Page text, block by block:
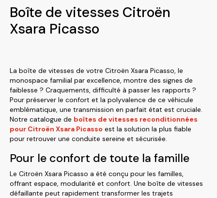
Boîte de vitesses Citroën
Xsara Picasso
La boîte de vitesses de votre Citroën Xsara Picasso, le
monospace familial par excellence, montre des signes de
faiblesse ? Craquements, difficulté à passer les rapports ?
Pour préserver le confort et la polyvalence de ce véhicule
emblématique, une transmission en parfait état est cruciale.
Notre catalogue de boîtes de vitesses reconditionnées
pour Citroën Xsara Picasso est la solution la plus fiable
pour retrouver une conduite sereine et sécurisée.
Pour le confort de toute la famille
Le Citroën Xsara Picasso a été conçu pour les familles,
offrant espace, modularité et confort. Une boîte de vitesses
défaillante peut rapidement transformer les trajets